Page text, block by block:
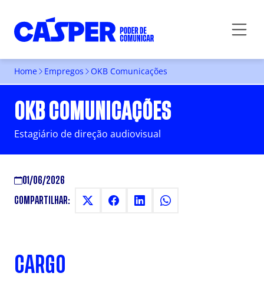
Home Empregos OKB Comunicações
OKB COMUNICAÇÕES
Estagiário de direção audiovisual
01/06/2026
COMPARTILHAR:
CARGO